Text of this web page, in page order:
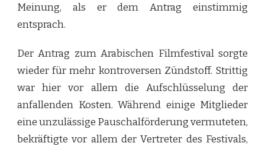
Meinung, als er dem Antrag einstimmig
entsprach.
Der Antrag zum Arabischen Filmfestival sorgte
wieder für mehr kontroversen Zündstoff. Strittig
war hier vor allem die Aufschlüsselung der
anfallenden Kosten. Während einige Mitglieder
eine unzulässige Pauschalförderung vermuteten,
bekräftigte vor allem der Vertreter des Festivals,